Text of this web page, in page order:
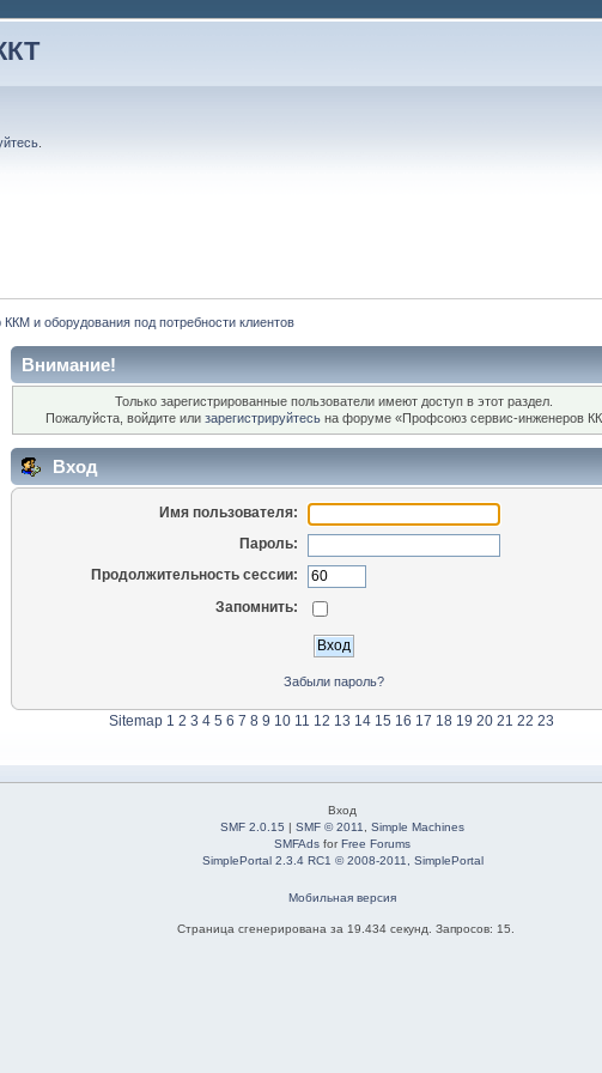
.
ККМ и оборудования под потребности клиентов
Внимание!
Только зарегистрированные пользователи имеют доступ в этот раздел.
Пожалуйста, войдите илизарегистрируйтесь на форуме «Профсоюз сервис-инженеров
Вход
Имя пользователя:
Пароль:
Продолжительность сессии:
Запомнить:
Забыли пароль?
Sitemap 1 2 3 4 5 6 7 8 9 10 11 12 13 14 15 16 17 18 19 20 21 22 23
Вход
SMF 2.0.15 |SMF © 2011 ,Simple Machines
SMFAds forFree Forums
SimplePortal 2.3.4 RC1 © 2008-2011, SimplePortal
Мобильная версия
Страница сгенерирована за 19.434 секунд. Запросов: 15.